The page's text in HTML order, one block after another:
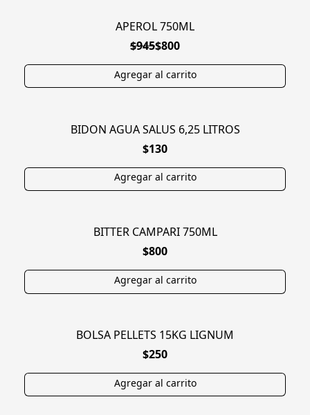
APEROL 750ML
$945$800
BIDON AGUA SALUS 6,25 LITROS
$130
BITTER CAMPARI 750ML
$800
BOLSA PELLETS 15KG LIGNUM
$250